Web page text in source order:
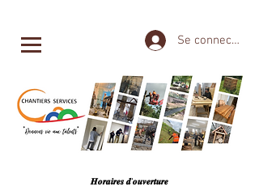
Se connecter
𝑯𝒐𝒓𝒂𝒊𝒓𝒆𝒔 𝒅'𝒐𝒖𝒗𝒆𝒓𝒕𝒖𝒓𝒆